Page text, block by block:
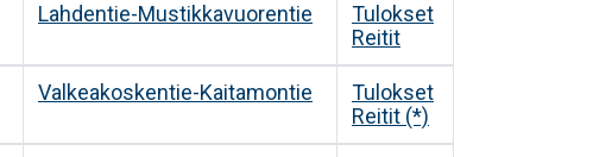
Lahdentie-Mustikkavuorentie
Tulokset
Reitit
Valkeakoskentie-Kaitamontie
Tulokset
Reitit (*)